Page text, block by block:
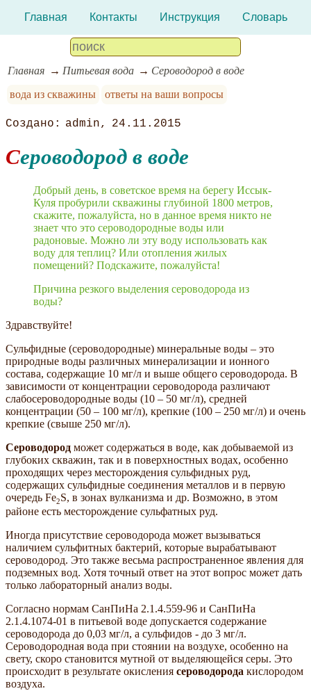
Главная Контакты Инструкция Словарь
Главная Питьевая вода
Сероводород в воде
вода из скважины
ответы на ваши вопросы
admin 24.11.2015
Сероводород в воде
Добрый день, в советское время на берегу Иссык-
Куля пробурили скважины глубиной 1800 метров,
скажите, пожалуйста, но в данное время никто не
знает что это сероводородные воды или
радоновые. Можно ли эту воду использовать как
воду для теплиц? Или отопления жилых
помещений? Подскажите, пожалуйста!
Причина резкого выделения сероводорода из
воды?
Здравствуйте!
Сульфидные (сероводородные) минеральные воды – это
природные воды различных минерализации и ионного
состава, содержащие 10 мг/л и выше общего сероводорода. В
зависимости от концентрации сероводорода различают
слабосероводородные воды (10 – 50 мг/л), средней
концентрации (50 – 100 мг/л), крепкие (100 – 250 мг/л) и очень
крепкие (свыше 250 мг/л).
Сероводород может содержаться в воде, как добываемой из
глубоких скважин, так и в поверхностных водах, особенно
проходящих через месторождения сульфидных руд,
содержащих сульфидные соединения металлов и в первую
очередь Fe2S, в зонах вулканизма и др. Возможно, в этом
районе есть месторождение сульфатных руд.
Иногда присутствие сероводорода может вызываться
наличием сульфитных бактерий, которые вырабатывают
сероводород. Это также весьма распространенное явления для
подземных вод. Хотя точный ответ на этот вопрос может дать
только лабораторный анализ воды.
Согласно нормам СанПиНа 2.1.4.559-96 и СанПиНа
2.1.4.1074-01 в питьевой воде допускается содержание
сероводорода до 0,03 мг/л, а сульфидов - до 3 мг/л.
Сероводородная вода при стоянии на воздухе, особенно на
свету, скоро становится мутной от выделяющейся серы. Это
происходит в результате окисления сероводорода кислородом
воздуха.